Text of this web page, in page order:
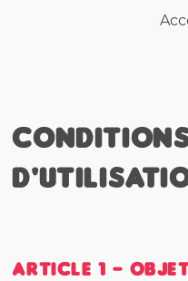
Article 1 -